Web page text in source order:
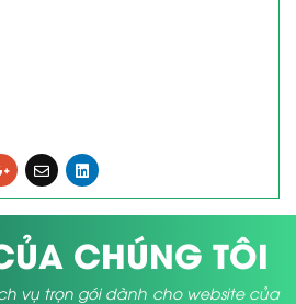
CHÚNG TÔI
vụ trọn gói dành cho website của